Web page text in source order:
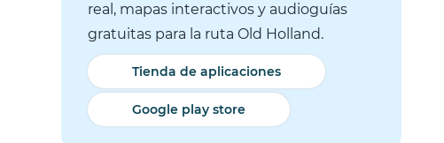
real, mapas interactivos y audioguías
gratuitas para la ruta Old Holland.
Tienda de aplicaciones
Google play store